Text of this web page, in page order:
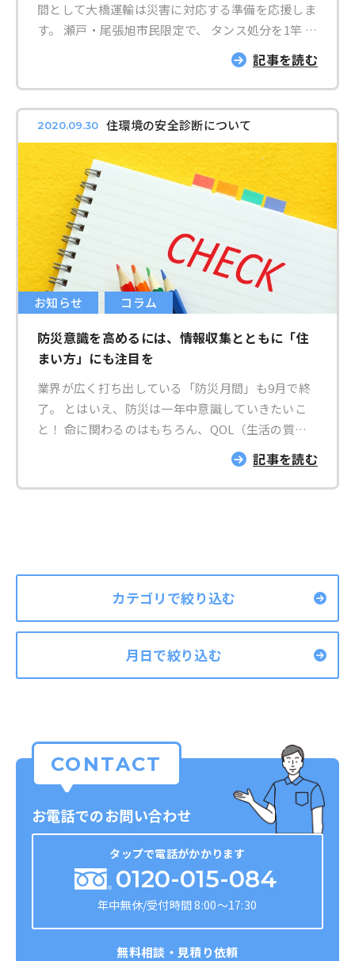
包括センターや福祉施設で配布。その後、口コミで
し、これまでに配布した数は3,000冊を越えまし
作に取り組む人は1割にも満たないという結果が出
ています。弊社のある瀬戸市では、エンディングノ
ートに取り組む意義についての資料を配布している
ものの、ノート自体は置いていませんでした。そこ
で2020年、弊社はエンディングノート普及協会と
一緒にオリジナルノートを制作、無料で配布を始め
ました。ノートの配布を始めるとたくさんの高齢者
の方がエンディングノートを取りに来てくださり、
多くの方の終末に対する意識の高さを感じました。
この状況をみて、今年は「人生会議」をテーマにし
た講演会を企画したのです。 今回のイベントを通
して、エンディングノートを実際に書いてもらうこ
手となる大切な方と、万が一の場合について話し合
う機会にしてもらえたら嬉しく思います。 エンデ
ィングノートには、記入者自身のプロフィールや財
産に関する情報をはじめ、かかりつけ医や延命治療
きます。また、パソコンなどのIDやパスワード、ペ
できると考えました。ノート自体は無料で配布して
いるのでお金もかかりません。 地域活動に込める
想いと「健康寿命」を伸ばす取り組み 弊社は地域
災・健康・交流など地域の課題を把握し、解決する
取り組みを進めてきました。輸送事業サービスだけ
しか認知していただけないことが多かったです。だ
からこそ、エンディングノートに興味をもっていた
だけたように、みなさまの日々の暮らしごとから弊
社を知っていただく機会を大切にしてきました。こ
れまでに、健康無料相談や交通安全教室、オオサン
ショウウオ生息地である蛇ヶ洞川の清掃など、幅広
いジャンルで地域活動を行っています。 地域活動
のなかでも「健康寿命」に関する活動には積極的で
す。今回のイベントでも弊社社員の管理栄養士の講
演を企画に盛り込みました。「治療より予防」とい
う観点から日々、社員や地域住民の方の健康サポー
間として大橋運輸は災害に対応する準備を応援しま
す。 瀬戸・尾張旭市民限定で、 タンス処分を1竿 瀬
戸は 2,000円(処分まで) 尾張旭は 2,800円(集積
吊り下げの有無等、現場の環境により追加費用が必
要な場合がございます。 ※タンス以外の大物家具
もご相談下さい。 ※リサイクル品として回収可能
な場合もございます。 予約期間は8月1日(日)～9月
26日(日)です。 実施期間は9月1日(水)～9月30日
(木)です。 事前に、お電話にてお問い合わせをお願
いします。 TEL:0561-82-0084 「防災キャンペーン
で電話しました」と一言頂けますと幸いです。 こ
の機会に、ぜひご利用ください。 防災と言えば、
『地震に備える』をイメージする方も多いのではな
いでしょうか。 1995年（平成7年）1月17日に発生
した阪神淡路大震災では、 建物や家具の下敷きに
なって亡くなった方は、全ての被害者の約80％と言
われています。（朝日新聞より） また、記憶にも
新しい、2011年（平成23年）3月11日に起きた東日
本大震災では、 岩手県・宮城県・福島県を中心と
した太平洋沿岸部を巨大な津波が襲いました。 さ
え、 今まで以上に防災への意識を高めると共に、
リを追加して、常に最新の情報が入るようにしてお
く？ どれも大切ですが、上の例と一緒に進めて欲
しいのが、 家の中の安全チェック（住環境の安全
かも、いつか処分しよう、という物がありません
か？』 物のお片づけは、防災のための大事な一歩
です。 防災の大切さに気づいた今日から、少しず
つ防災の準備を始めませんか？ 弊社には、防災士
や福祉住環境コーディネーターの資格を持つスタッ
フや、 生前整理の経験豊富なスタッフが在籍して
いますので、お任せください！ facebookもやって
います！
https://www.facebook.com/0084kojinteam/
記事を読む
2020.09.30 住環境の安全診断について
お知らせ コラム
防災意識を高めるには、情報収集とともに「住
まい方」にも注目を
業界が広く打ち出している「防災月間」も9月で終
了。 とはいえ、防災は一年中意識していきたいこ
と！ 命に関わるのはもちろん、QOL（生活の質）
を高め、保つことにもなるからです。 大橋運輸
（愛知県瀬戸市西松山町）の営業担当を務める、園
田 昭さんは2020年1月に入社したばかり。 新しく
取りキャンペーンを実施 引用元：
https://www.photo-ac.com/profile/1020715 －
キャンペーンをされていたそうですね」 園田さん
（以下敬称略）「はい。弊社は瀬戸市にあるのです
が、瀬戸市内ならタンス1棹2,000円、尾張旭市内な
定です」 －－「1棹2,000円というのは、通常より
かなりオトクなのでしょうか？」 園田「お客様に
もよく訊かれたご質問です。こちら通常家や部屋ご
とでお見積りするので『いくらオトク』という数字
は出せないのですが、食器棚でも本棚でも何でも、
どの部屋からの運搬でも一律なので、気軽かつ値打
ちになっているかと思います」 －－「確かに『こ
のタンスだけを持っていって欲しい…』というケー
スがありそうです」 園田「まさにそこなんです。
が丸ごと空いてしまったという方も多かったです
記事を読む
カテゴリで絞り込む
月日で絞り込む
CONTACT
お電話でのお問い合わせ
タップで電話がかかります
0120-015-084
年中無休/受付時間 8:00～17:30
無料相談・見積り依頼